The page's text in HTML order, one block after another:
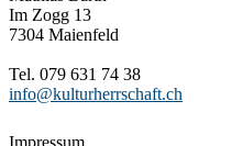
Im Zogg 13
7304 Maienfeld
Tel. 079 631 74 38
info@kulturherrschaft.ch